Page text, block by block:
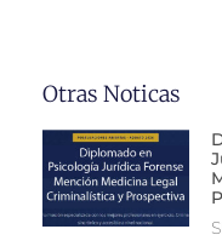
Otras Noticas